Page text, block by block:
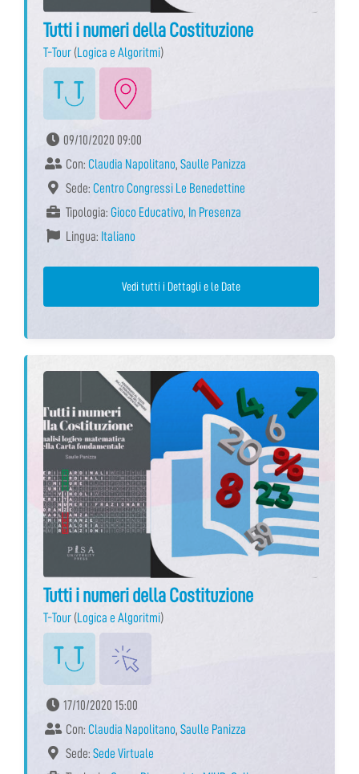
Tutti i numeri della Costituzione
T-Tour (Logica e Algoritmi)
09/10/2020 09:00
Con: Claudia Napolitano, Saulle Panizza
Sede: Centro Congressi Le Benedettine
Tipologia: Gioco Educativo, In Presenza
Lingua: Italiano
Vedi tutti i Dettagli e le Date
Tutti i numeri della Costituzione
T-Tour (Logica e Algoritmi)
17/10/2020 15:00
Con: Claudia Napolitano, Saulle Panizza
Sede: Sede Virtuale